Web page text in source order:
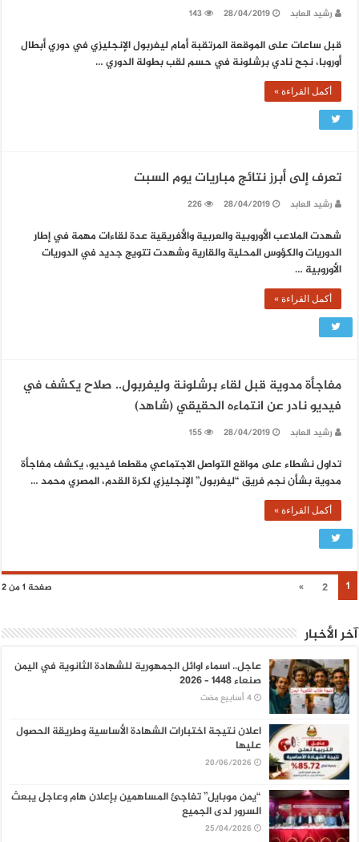
رشيد العابد 28/04/2019
143
قبل ساعات على الموقعة المرتقبة أمام ليفربول الإنجليزي في دوري أبطال
أوروبا، نجح نادي برشلونة في حسم لقب بطولة الدوري …
أكمل القراءة »
تعرف إلى أبرز نتائج مباريات يوم السبت
رشيد العابد 28/04/2019
226
شهدت الملاعب الأوروبية والعربية والأفريقية عدة لقاءات مهمة في إطار
الدوريات والكؤوس المحلية والقارية وشهدت تتويج جديد في الدوريات
الأوروبية …
أكمل القراءة »
مفاجأة مدوية قبل لقاء برشلونة وليفربول.. صلاح يكشف في
فيديو نادر عن انتماءه الحقيقي (شاهد)
رشيد العابد 28/04/2019
155
تداول نشطاء على مواقع التواصل الاجتماعي مقطعا فيديو، يكشف مفاجأة
مدوية بشأن نجم فريق “ليفربول” الإنجليزي لكرة القدم، المصري محمد …
أكمل القراءة »
صفحة 1 من 2 1
2
»
آخر الأخبار
عاجل.. اسماء اوائل الجمهورية للشهادة الثانوية في اليمن
صنعاء 1448 – 2026
اعلان نتيجة اختبارات الشهادة الأساسية وطريقة الحصول
عليها
20/06/2026
“يمن موبايل” تفاجئ المساهمين بإعلان هام وعاجل يبعث
السرور لدى الجميع
25/04/2026